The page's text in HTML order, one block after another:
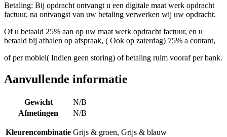
Betaling: Bij opdracht ontvangt u een digitale maat werk opdracht
factuur, na ontvangst van uw betaling verwerken wij uw opdracht.
Of u betaald 25% aan op uw maat werk opdracht factuur, en u
betaald bij afhalen op afspraak, ( Ook op zaterdag) 75% a contant,
of per mobiel( Indien geen storing) of betaling ruim vooraf per bank.
Aanvullende informatie
Gewicht
N/B
Afmetingen
N/B
Kleurencombinatie Grijs & groen, Grijs & blauw